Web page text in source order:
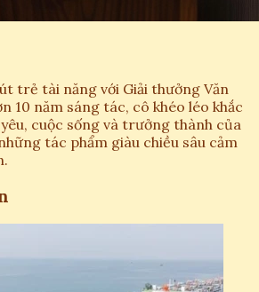
trẻ tài năng với Giải thưởng Văn
10 năm sáng tác, cô khéo léo khắc
cuộc sống và trưởng thành của
tác phẩm giàu chiều sâu cảm